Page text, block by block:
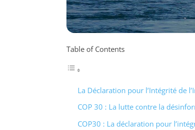
Table of Contents
La Déclaration pour l’Intégrité de
COP 30 : La lutte contre la
COP30 : La déclaration pour